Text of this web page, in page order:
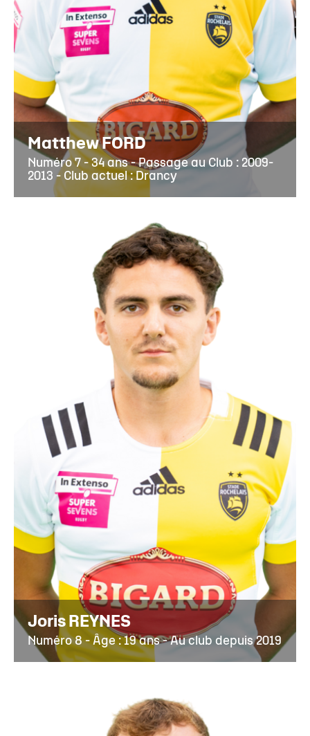
Matthew FORD
Numéro 7 - 34 ans - Passage au Club : 2009-
2013 - Club actuel : Drancy
Joris REYNES
Numéro 8 - Âge : 19 ans - Au club depuis 2019